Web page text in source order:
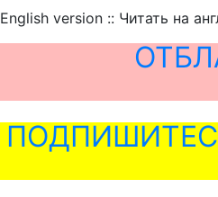
English version :: Читать на